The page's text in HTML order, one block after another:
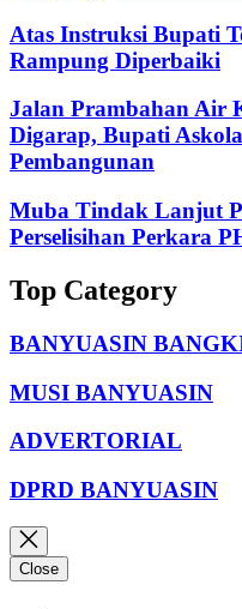
Atas Instruksi Bupati
Rampung Diperbaiki
Jalan Prambahan Air
Digarap, Bupati
Pembangunan
Muba Tindak Lanjut
Perselisihan Perkara
Top Category
BANYUASIN
MUSI BANYUASIN
ADVERTORIAL
DPRD BANYUASIN
Close